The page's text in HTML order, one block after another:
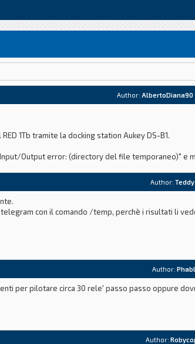
Author: AlbertoDiana90
1Tb tramite la docking station Aukey DS-B1.
Output error: (directory del file temporaneo)" e
lo riscontro anche con un altro hard disk e
Author: Teddy
con il comando /temp, perchè i risultati li
Author:
per pilotare circa 30 rele' passo passo oppure
Author: